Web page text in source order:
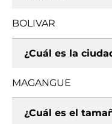
BOLIVAR
¿Cuál es la
MAGANGUE
¿Cuál es el